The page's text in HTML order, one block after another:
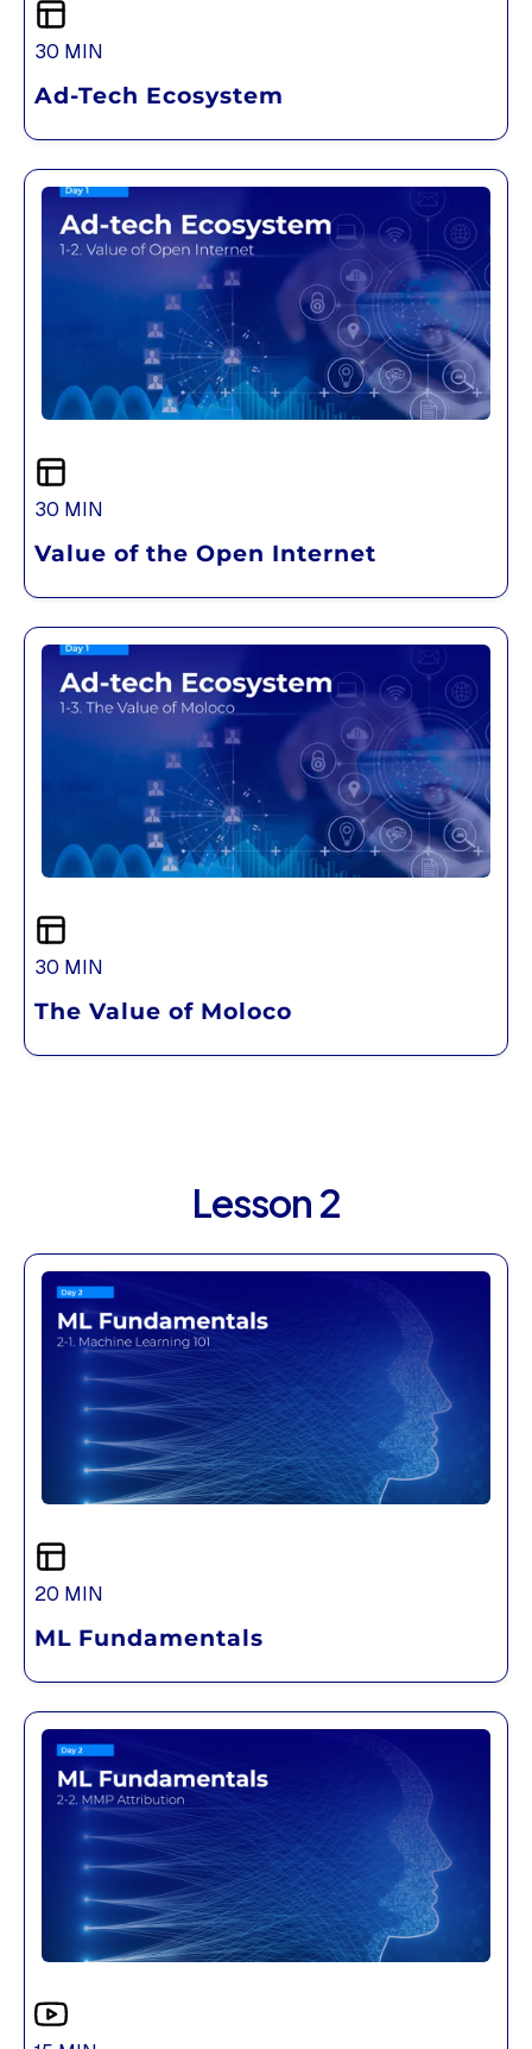
30 MIN
Ad-Tech Ecosystem
30 MIN
Value of the Open Internet
30 MIN
The Value of Moloco
Lesson 2
20 MIN
ML Fundamentals